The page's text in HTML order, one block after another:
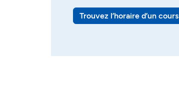
Trouvez l’horaire d’un cours